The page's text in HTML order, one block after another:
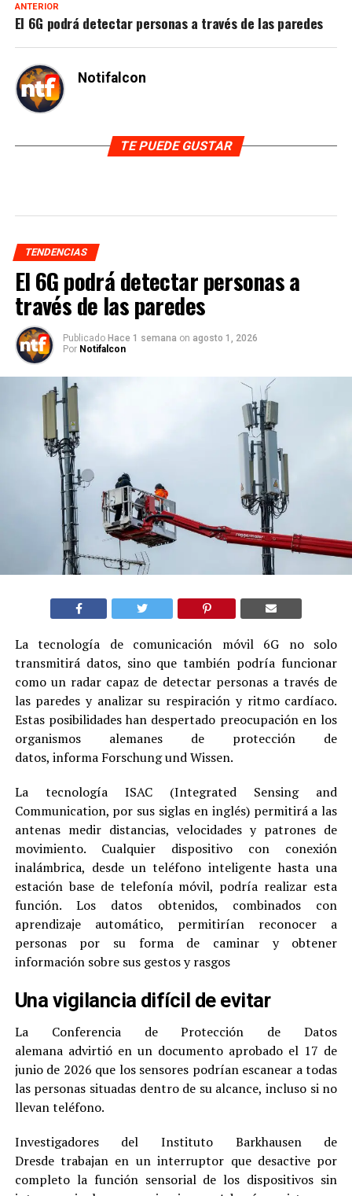
ANTERIOR
El 6G podrá detectar personas a través de las paredes
Notifalcon
TE PUEDE GUSTAR
TENDENCIAS
El 6G podrá detectar personas a
través de las paredes
Publicado Hace 1 semana on agosto 1, 2026
Por Notifalcon
La tecnología de comunicación móvil 6G no solo
transmitirá datos, sino que también podría funcionar
como un radar capaz de detectar personas a través de
las paredes y analizar su respiración y ritmo cardíaco.
Estas posibilidades han despertado preocupación en los
organismos alemanes de protección de
datos, informa Forschung und Wissen.
La tecnología ISAC (Integrated Sensing and
Communication, por sus siglas en inglés) permitirá a las
antenas medir distancias, velocidades y patrones de
movimiento. Cualquier dispositivo con conexión
inalámbrica, desde un teléfono inteligente hasta una
estación base de telefonía móvil, podría realizar esta
función. Los datos obtenidos, combinados con
aprendizaje automático, permitirían reconocer a
personas por su forma de caminar y obtener
información sobre sus gestos y rasgos
Una vigilancia difícil de evitar
La Conferencia de Protección de Datos
alemana advirtió en un documento aprobado el 17 de
junio de 2026 que los sensores podrían escanear a todas
las personas situadas dentro de su alcance, incluso si no
llevan teléfono.
Investigadores del Instituto Barkhausen de
Dresde trabajan en un interruptor que desactive por
completo la función sensorial de los dispositivos sin